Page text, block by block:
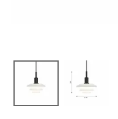
0
ご注文時はこちらの数値をご